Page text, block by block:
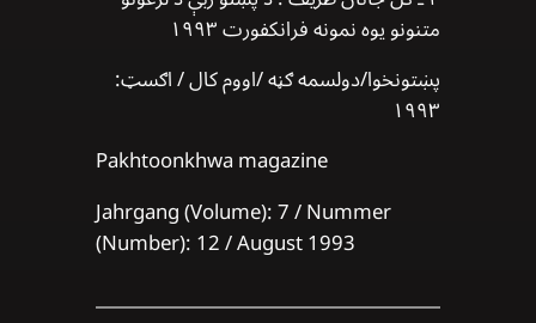
متنونو یوه نمونه فرانکفورت ۱۹۹۳
پښتونخوا/دولسمه ګڼه /اووم کال / اګسټ:
۱۹۹۳
Pakhtoonkhwa magazine
Jahrgang (Volume): 7 / Nummer
(Number): 12 / August 1993